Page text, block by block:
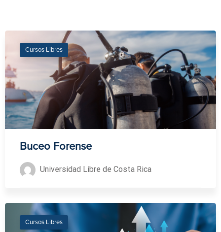
Cursos Libres
Buceo Forense
Universidad Libre de Costa Rica
Cursos Libres